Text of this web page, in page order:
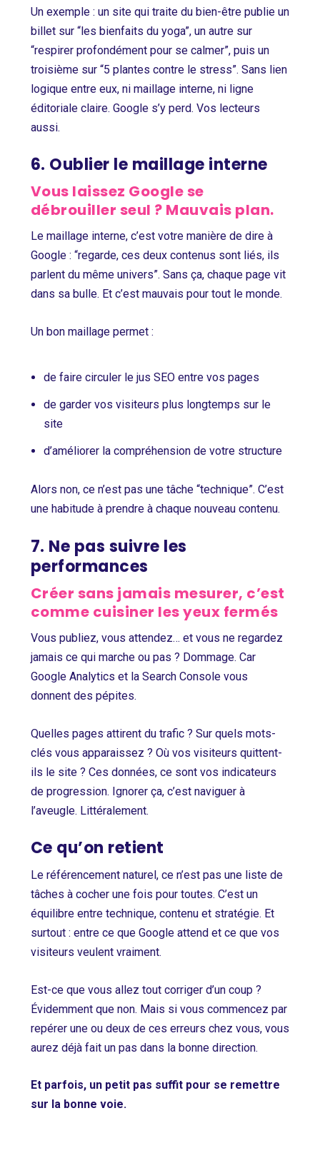
Un exemple : un site qui traite du bien-être publie un
billet sur “les bienfaits du yoga”, un autre sur
“respirer profondément pour se calmer”, puis un
troisième sur “5 plantes contre le stress”. Sans lien
logique entre eux, ni maillage interne, ni ligne
éditoriale claire. Google s’y perd. Vos lecteurs
aussi.
6. Oublier le maillage interne
Vous laissez Google se
débrouiller seul ? Mauvais plan.
Le maillage interne, c’est votre manière de dire à
Google : “regarde, ces deux contenus sont liés, ils
parlent du même univers”. Sans ça, chaque page vit
dans sa bulle. Et c’est mauvais pour tout le monde.
Un bon maillage permet :
de faire circuler le jus SEO entre vos pages
de garder vos visiteurs plus longtemps sur le
site
d’améliorer la compréhension de votre structure
Alors non, ce n’est pas une tâche “technique”. C’est
une habitude à prendre à chaque nouveau contenu.
7. Ne pas suivre les
performances
Créer sans jamais mesurer, c’est
comme cuisiner les yeux fermés
Vous publiez, vous attendez… et vous ne regardez
jamais ce qui marche ou pas ? Dommage. Car
Google Analytics et la Search Console vous
donnent des pépites.
Quelles pages attirent du trafic ? Sur quels mots-
clés vous apparaissez ? Où vos visiteurs quittent-
ils le site ? Ces données, ce sont vos indicateurs
de progression. Ignorer ça, c’est naviguer à
l’aveugle. Littéralement.
Ce qu’on retient
Le référencement naturel, ce n’est pas une liste de
tâches à cocher une fois pour toutes. C’est un
équilibre entre technique, contenu et stratégie. Et
surtout : entre ce que Google attend et ce que vos
visiteurs veulent vraiment.
Est-ce que vous allez tout corriger d’un coup ?
Évidemment que non. Mais si vous commencez par
repérer une ou deux de ces erreurs chez vous, vous
aurez déjà fait un pas dans la bonne direction.
Et parfois, un petit pas suffit pour se remettre
sur la bonne voie.